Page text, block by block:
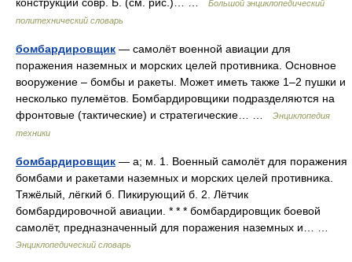
Большой энциклопедический
политехнический словарь
бомбардировщик — самолёт военной авиации для
поражения наземных и морских целей противника. Основное
вооружение – бомбы и ракеты. Может иметь также 1–2 пушки и
несколько пулемётов. Бомбардировщики подразделяются на
фронтовые (тактические) и стратегические… …
Энциклопедия
техники
бомбардировщик — а; м. 1. Военный самолёт для поражения
бомбами и ракетами наземных и морских целей противника.
Тяжёлый, лёгкий б. Пикирующий б. 2. Лётчик
бомбардировочной авиации. * * * бомбардировщик боевой
самолёт, предназначенный для поражения наземных и… …
Энциклопедический словарь